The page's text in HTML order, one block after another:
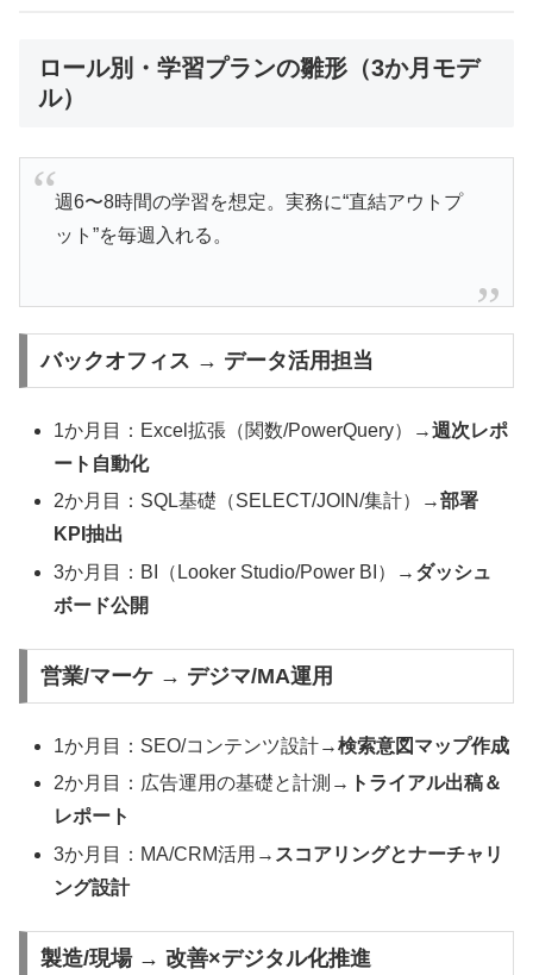
ロール別・学習プランの雛形（3か月モデ
ル）
週6〜8時間の学習を想定。実務に“直結アウトプ
ット”を毎週入れる。
バックオフィス → データ活用担当
1か月目：Excel拡張（関数/PowerQuery）→週次レポ
ート自動化
2か月目：SQL基礎（SELECT/JOIN/集計）→部署
KPI抽出
3か月目：BI（Looker Studio/Power BI）→ ダッシュ
ボード公開
営業/マーケ → デジマ/MA運用
1か月目：SEO/コンテンツ設計→検索意図マップ作成
2か月目：広告運用の基礎と計測→ トライアル出稿＆
レポート
3か月目：MA/CRM活用→ スコアリングとナーチャリ
ング設計
製造/現場 → 改善×デジタル化推進